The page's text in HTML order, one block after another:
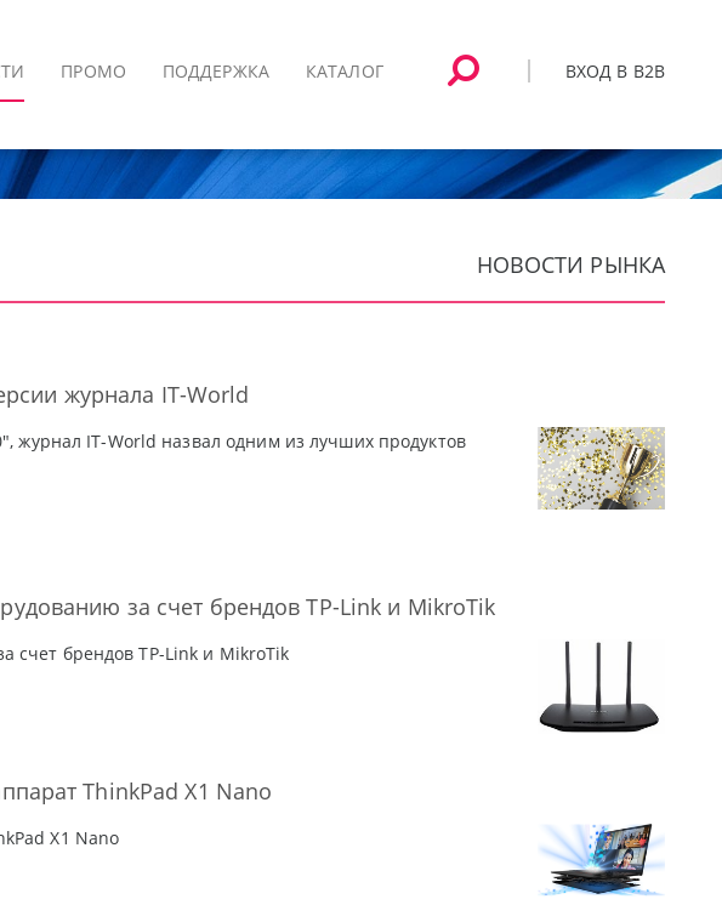
ВХОД В B2B
ПРОМО ПОДДЕРЖКА КАТАЛОГ
НОВОСТИ РЫНКА
журнала IT-World
журнал IT-World назвал одним из лучших продуктов
за счет брендов TP-Link и MikroTik
счет брендов TP-Link и MikroTik
ThinkPad X1 Nano
X1 Nano